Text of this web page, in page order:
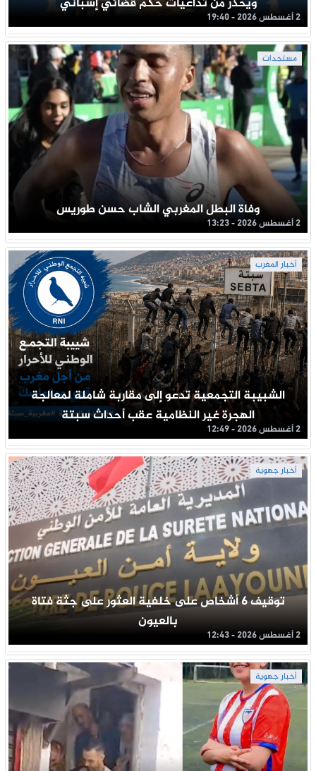
2 أغسطس 2026 - 19:40
مستجدات
وفاة البطل المغربي الشاب حسن طوريس
2 أغسطس 2026 - 13:23
أخبار المغرب
الشبيبة التجمعية تدعو إلى مقاربة شاملة لمعالجة
الهجرة غير النظامية عقب أحداث سبتة
2 أغسطس 2026 - 12:49
أخبار جهوية
توقيف 6 أشخاص على خلفية العثور على جثة فتاة
بالعيون
2 أغسطس 2026 - 12:43
أخبار جهوية